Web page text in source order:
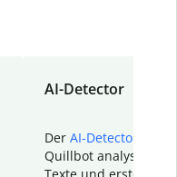
AI-Detector
Der AI-Detector
Quillbot analysiert